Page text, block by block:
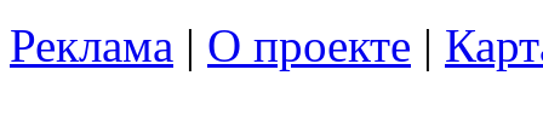
Реклама | О проекте |